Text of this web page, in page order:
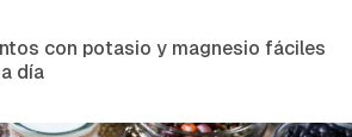
con potasio y magnesio fáciles
día